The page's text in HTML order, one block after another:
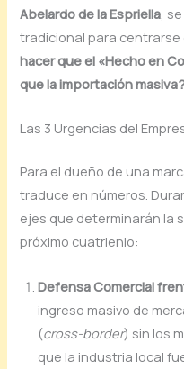
Abelardo de la Espriella,
tradicional para
hacer que el «Hecho en
que la importación
Las 3 Urgencias del
Para el dueño de una
traduce en números.
ejes que determinarán la
próximo cuatrienio:
Defensa Comercial
ingreso masivo de
(cross-border) sin los
que la industria local